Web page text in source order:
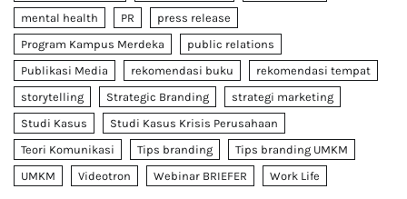
mental health
PR
press release
Program Kampus Merdeka
public relations
Publikasi Media
rekomendasi buku
rekomendasi tempat
storytelling
Strategic Branding
strategi marketing
Studi Kasus
Studi Kasus Krisis Perusahaan
Teori Komunikasi
Tips branding
Tips branding UMKM
UMKM
Videotron Webinar BRIEFER Work Life